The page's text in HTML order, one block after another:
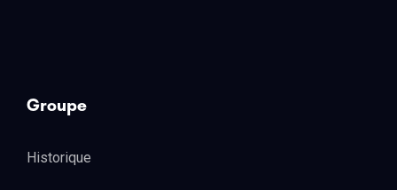
Groupe
Historique